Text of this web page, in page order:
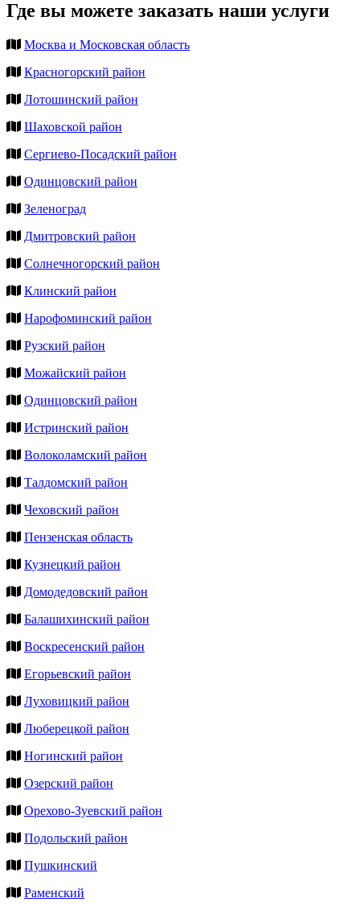
Где вы можете заказать наши услуги
Москва и Московская область
Красногорский район
Лотошинский район
Шаховской район
Сергиево-Посадский район
Одинцовский район
Зеленоград
Дмитровский район
Солнечногорский район
Клинский район
Нарофоминский район
Рузский район
Можайский район
Одинцовский район
Истринский район
Волоколамский район
Талдомский район
Чеховский район
Пензенская область
Кузнецкий район
Домодедовский район
Балашихинский район
Воскресенский район
Егорьевский район
Луховицкий район
Люберецкой район
Ногинский район
Озерский район
Орехово-Зуевский район
Подольский район
Пушкинский
Раменский